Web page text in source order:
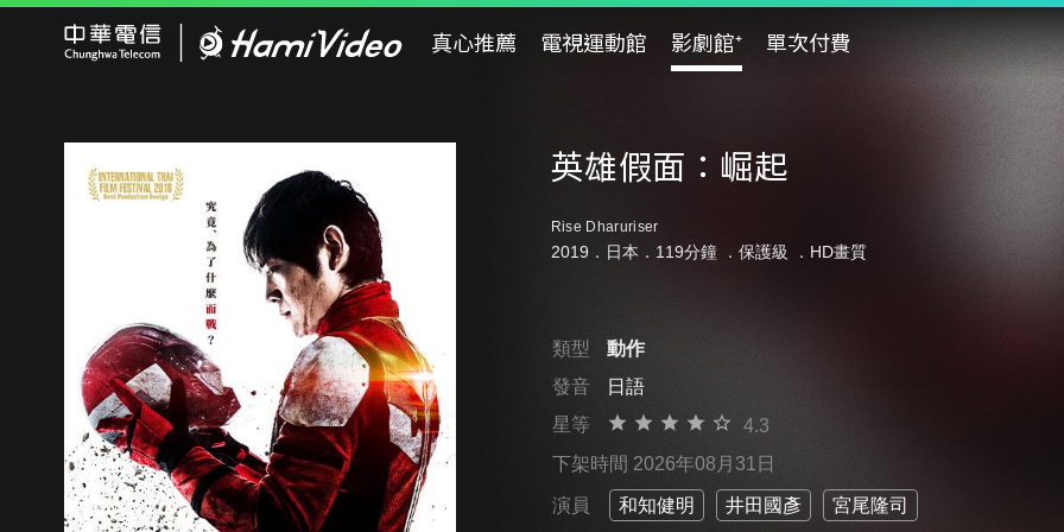
真心推薦 電視運動館 影劇館⁺ 單次付費
英雄假面：崛起
Rise Dharuriser
2019．日本．119分鐘 ． 保護級 ．HD畫質
類型
動作
發音
日語
星等
4.3
下架時間 2026年08月31日
演員 和知健明 井田國彥 宮尾隆司